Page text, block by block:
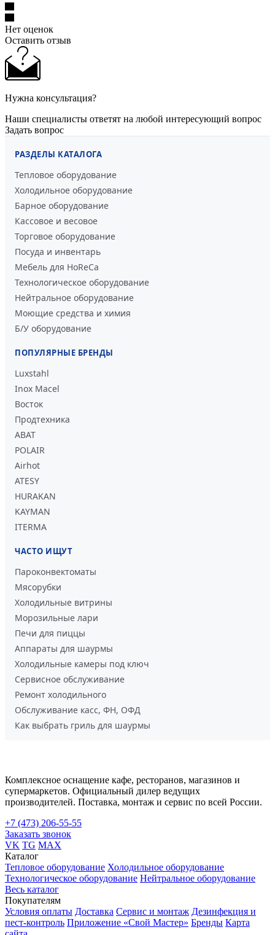
Нет оценок
Оставить отзыв
Нужна консультация?
Наши специалисты ответят на любой интересующий вопрос
Задать вопрос
РАЗДЕЛЫ КАТАЛОГА
Тепловое оборудование
Холодильное оборудование
Барное оборудование
Кассовое и весовое
Торговое оборудование
Посуда и инвентарь
Мебель для HoReCa
Технологическое оборудование
Нейтральное оборудование
Моющие средства и химия
Б/У оборудование
ПОПУЛЯРНЫЕ БРЕНДЫ
Luxstahl
Inox Macel
Восток
Продтехника
ABAT
POLAIR
Airhot
ATESY
HURAKAN
KAYMAN
ITERMA
ЧАСТО ИЩУТ
Пароконвектоматы
Мясорубки
Холодильные витрины
Морозильные лари
Печи для пиццы
Аппараты для шаурмы
Холодильные камеры под ключ
Сервисное обслуживание
Ремонт холодильного
Обслуживание касс, ФН, ОФД
Как выбрать гриль для шаурмы
Комплексное оснащение кафе, ресторанов, магазинов и
супермаркетов. Официальный дилер ведущих
производителей. Поставка, монтаж и сервис по всей России.
+7 (473) 206-55-55
Заказать звонок
VK TG MAX
Каталог
Тепловое оборудование Холодильное оборудование
Технологическое оборудование Нейтральное оборудование
Весь каталог
Покупателям
Условия оплаты Доставка Сервис и монтаж Дезинфекция и
пест-контроль Приложение «Свой Мастер» Бренды Карта